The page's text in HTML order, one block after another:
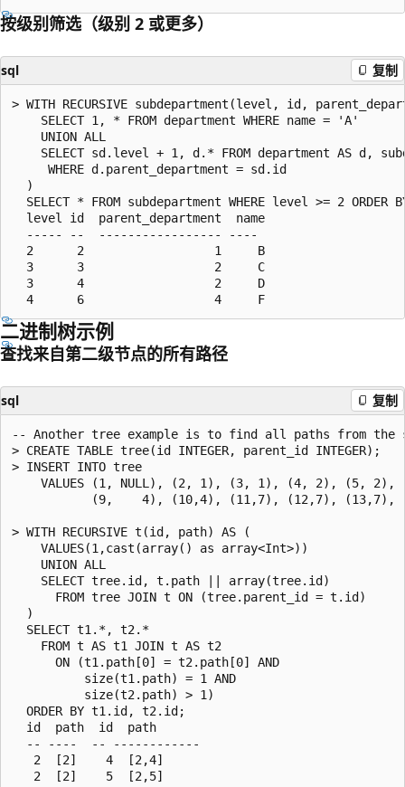
按级别筛选（级别 2 或更多）
sql 复制
> WITH RECURSIVE subdepartment(level, id,
    SELECT 1, * FROM department WHERE name = 'A'
    UNION ALL
SELECT sd.level + 1, d.* FROM department AS d,
     WHERE d.parent_department = sd.id
  )
SELECT * FROM subdepartment WHERE level >= 2 ORDER
  level id  parent_department  name
  ----- --  ----------------- ----
  2      2                  1     B
  3      3                  2     C
  3      4                  2     D
二进制树示例
查找来自第二级节点的所有路径
sql 复制
-- Another tree example is to find all paths from the
> CREATE TABLE tree(id INTEGER, parent_id INTEGER);
> INSERT INTO tree
VALUES (1, NULL), (2, 1), (3, 1), (4, 2), (5, 2),
(9,    4), (10,4), (11,7), (12,7), (13,7),
> WITH RECURSIVE t(id, path) AS (
    VALUES(1,cast(array() as array<Int>))
    UNION ALL
    SELECT tree.id, t.path || array(tree.id)
      FROM tree JOIN t ON (tree.parent_id = t.id)
  )
  SELECT t1.*, t2.*
    FROM t AS t1 JOIN t AS t2
      ON (t1.path[0] = t2.path[0] AND
          size(t1.path) = 1 AND
          size(t2.path) > 1)
  ORDER BY t1.id, t2.id;
  id  path  id  path
  -- ----  -- ------------
   2  [2]    4  [2,4]
   2  [2]    5  [2,5]